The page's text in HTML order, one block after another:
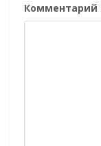
Комментарий